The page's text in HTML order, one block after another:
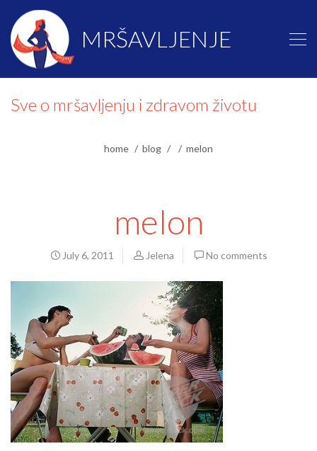
MRŠAVLJENJE
Sve o mršavljenju i zdravom životu
home blog melon
melon
July 6, 2011 Jelena No comments